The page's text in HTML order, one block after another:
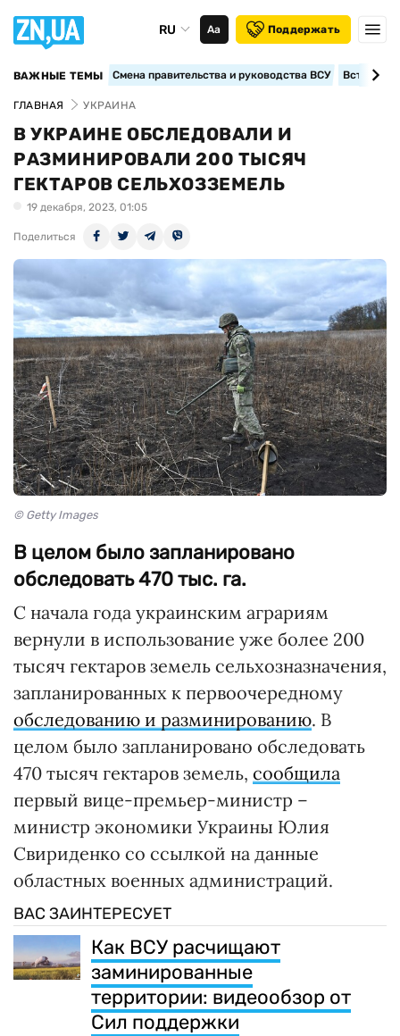
RU Аа Поддержать
ВАЖНЫЕ ТЕМЫ Смена правительства и руководства ВСУ
ГЛАВНАЯ УКРАИНА
В УКРАИНЕ ОБСЛЕДОВАЛИ И
РАЗМИНИРОВАЛИ 200 ТЫСЯЧ
ГЕКТАРОВ СЕЛЬХОЗЗЕМЕЛЬ
19 декабря, 2023, 01:05
Поделиться
© Getty Images
В целом было запланировано
обследовать 470 тыс. га.
С начала года украинским аграриям
вернули в использование уже более 200
тысяч гектаров земель сельхозназначения,
запланированных к первоочередному
обследованию и разминированию. В
целом было запланировано обследовать
470 тысяч гектаров земель, сообщила
первый вице-премьер-министр –
министр экономики Украины Юлия
Свириденко со ссылкой на данные
областных военных администраций.
ВАС ЗАИНТЕРЕСУЕТ
Как ВСУ расчищают
заминированные
территории: видеообзор от
Сил поддержки